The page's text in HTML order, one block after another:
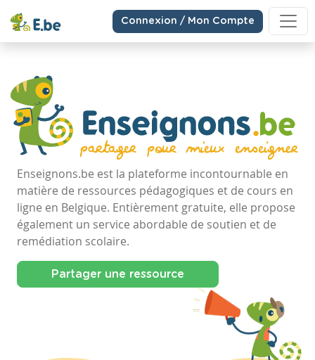
Connexion / Mon Compte
Enseignons.be est la plateforme incontournable en
matière de ressources pédagogiques et de cours en
ligne en Belgique. Entièrement gratuite, elle propose
également un service abordable de soutien et de
remédiation scolaire.
Partager une ressource